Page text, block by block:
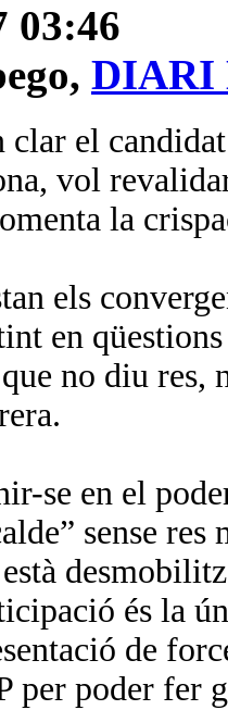
03:46
DIARI
el
vol
la
els
en
no diu res,
se en el
sense res
és la
de
per poder fer